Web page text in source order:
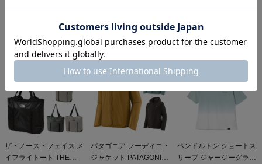
オフェイストート 15L
THE NORTH FACE
GEOFACE TOTE
12,623円（税込）
10L HELLY HANSEN
GRONG 10
8,800円（税込）
ツ GRAMICCI HEMP G-
SHORT
11,880円（税込）
ザ・ノース・フェイス メ
イフライトート THE
パタゴニア フーディニ・
ジャケット PATAGONIA
ペンドルトン ショートス
リーブ ジャージーグラデ